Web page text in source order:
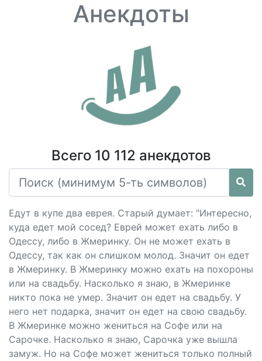
Анекдоты
Всего 10 112 анекдотов
Едут в купе два еврея. Старый думает: "Интересно,
куда едет мой сосед? Еврей может ехать либо в
Одессу, либо в Жмеринку. Он не может ехать в
Одессу, так как он слишком молод. Значит он едет
в Жмеринку. В Жмеринку можно ехать на похороны
или на свадьбу. Насколько я знаю, в Жмеринке
никто пока не умер. Значит он едет на свадьбу. У
него нет подарка, значит он едет на свою свадьбу.
В Жмеринке можно жениться на Софе или на
Сарочке. Насколько я знаю, Сарочка уже вышла
замуж. Но на Софе может жениться только полный